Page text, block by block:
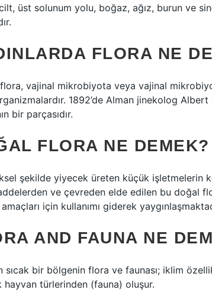
üst solunum yolu, boğaz, ağız, burun ve
FLORA NE
vajinal mikrobiyota veya vajinal
1892’de Alman jinekolog
bir parçasıdır.
FLORA NE DEMEK?
şekilde yiyecek üreten küçük işletmelerin
ve çevreden elde edilen bu doğal
için kullanımı giderek
AND FAUNA NE
sıcak bir bölgenin flora ve faunası; iklim
hayvan türlerinden (fauna) oluşur.